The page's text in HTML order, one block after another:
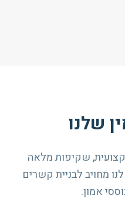
שלנו
שקיפות מלאה
מחויב לבניית קשרים
אמון.